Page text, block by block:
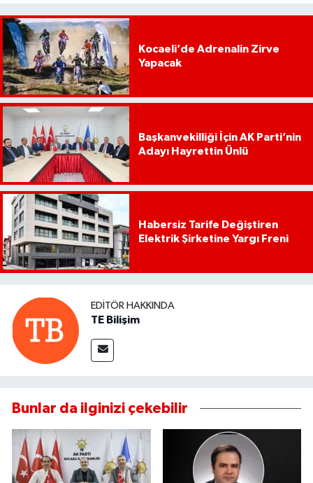
Kocaeli’de Adrenalin Zirve
Yapacak
Başkanvekilliği İçin AK Parti’nin
Adayı Hayrettin Ünlü
Habersiz Tarife Değiştiren
Elektrik Şirketine Yargı Freni
EDITÖR HAKKINDA
TE Bilişim
Bunlar da ilginizi çekebilir